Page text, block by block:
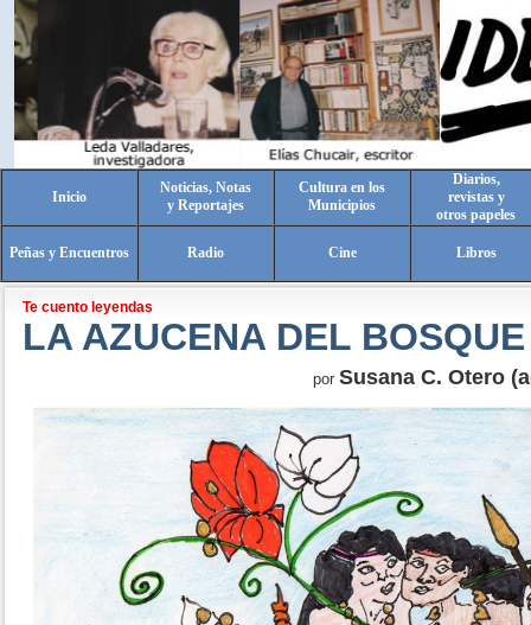
Inicio
Noticias, Notas
y Reportajes
Cultura en los
Municipios
Diarios,
revistas y
otros papeles
Peñas y Encuentros Radio Cine Libros
Te cuento leyendas
LA AZUCENA DEL BOSQUE
por Susana C. Otero